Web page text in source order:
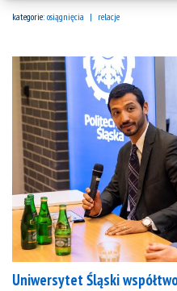
kategorie: osiągnięcia relacje
Uniwersytet Śląski